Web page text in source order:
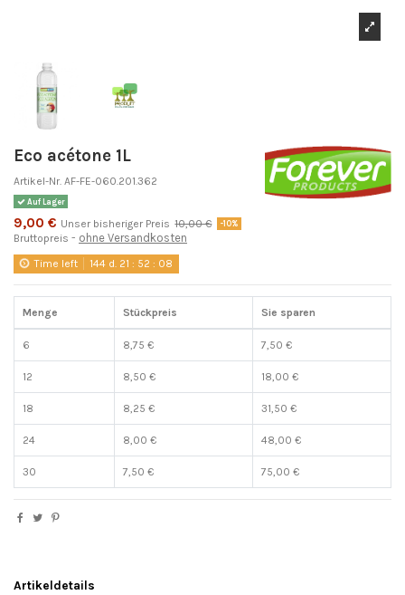
Eco acétone 1L
Artikel-Nr. AF-FE-060.201.362
Auf Lager
9,00 € Unser bisheriger Preis 10,00 € -10%
Bruttopreis ohne Versandkosten
Time left 144 d. 21 : 52 : 08
Menge Stückpreis Sie sparen
6 8,75 € 7,50 €
12 8,50 € 18,00 €
18 8,25 € 31,50 €
24 8,00 € 48,00 €
30 7,50 € 75,00 €
Artikeldetails